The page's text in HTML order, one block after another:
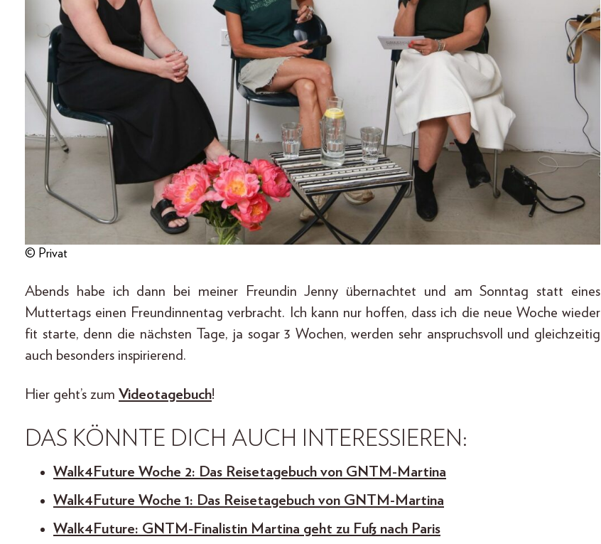
© Privat
Abends habe ich dann bei meiner Freundin Jenny übernachtet und am Sonntag statt eines
Muttertags einen Freundinnentag verbracht. Ich kann nur hoffen, dass ich die neue Woche wieder
fit starte, denn die nächsten Tage, ja sogar 3 Wochen, werden sehr anspruchsvoll und gleichzeitig
auch besonders inspirierend.
Hier geht’s zum Videotagebuch!
DAS KÖNNTE DICH AUCH INTERESSIEREN:
Walk4Future Woche 2: Das Reisetagebuch von GNTM-Martina
Walk4Future Woche 1: Das Reisetagebuch von GNTM-Martina
Walk4Future: GNTM-Finalistin Martina geht zu Fuß nach Paris